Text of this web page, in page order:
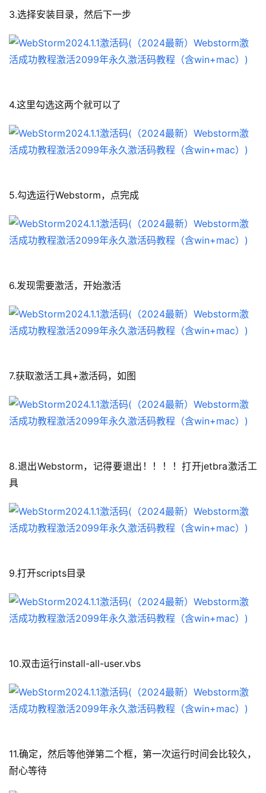
3.选择安装目录，然后下一步
4.这里勾选这两个就可以了
5.勾选运行Webstorm，点完成
6.发现需要激活，开始激活
7.获取激活工具+激活码，如图
8.退出Webstorm，记得要退出！！！！打开jetbra激活工
具
9.打开scripts目录
10.双击运行install-all-user.vbs
11.确定，然后等他弹第二个框，第一次运行时间会比较久，
耐心等待